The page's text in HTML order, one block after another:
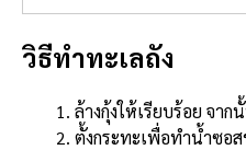
วิธีทำทะเลถัง
ล้างกุ้งให้เรียบร้อย จา
ตั้งกระทะเพื่อทำน้ำซอ